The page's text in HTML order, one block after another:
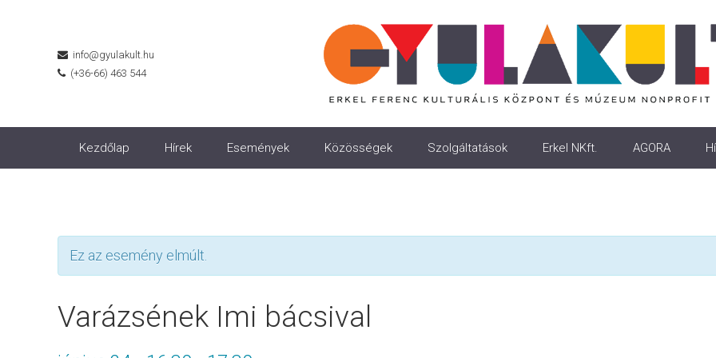
info@gyulakult.hu
(+36-66) 463 544
Kezdőlap Hírek Események Közösségek Szolgáltatások Erkel NKft. AGORA
Ez az esemény elmúlt.
Varázsének Imi bácsival